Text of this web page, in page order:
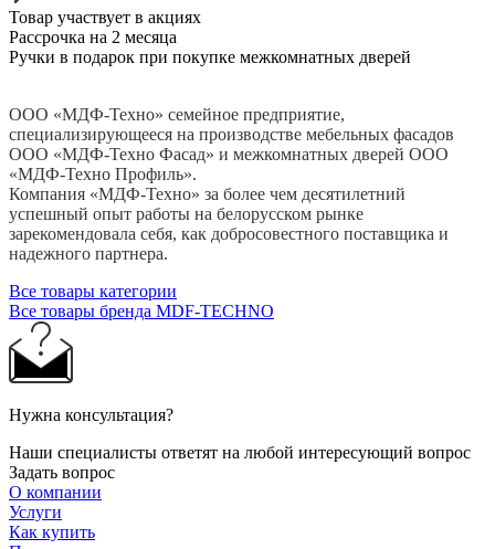
Товар участвует в акциях
Рассрочка на 2 месяца
Ручки в подарок при покупке межкомнатных дверей
ООО «МДФ-Техно» семейное предприятие,
специализирующееся на производстве мебельных фасадов
ООО «МДФ-Техно Фасад» и межкомнатных дверей ООО
«МДФ-Техно Профиль».
Компания «МДФ-Техно» за более чем десятилетний
успешный опыт работы на белорусском рынке
зарекомендовала себя, как добросовестного поставщика и
надежного партнера.
Все товары категории
Все товары бренда MDF-TECHNO
Нужна консультация?
Наши специалисты ответят на любой интересующий вопрос
Задать вопрос
О компании
Услуги
Как купить